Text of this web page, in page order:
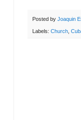
Posted by Joaquin
Labels: Church